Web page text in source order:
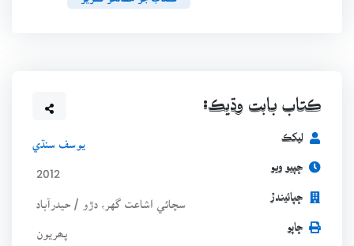
ڪتاب بابت وڌيڪ:
ليکڪ يوسف سنڌي
ڇپيو ويو 2012
ڇپائيندڙ سچائي اشاعت گهر، دڙو / حيدرآباد
ڇاپو